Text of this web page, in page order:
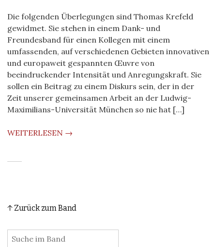
Die folgenden Überlegungen sind Thomas Krefeld
gewidmet. Sie stehen in einem Dank- und
Freundesband für einen Kollegen mit einem
umfassenden, auf verschiedenen Gebieten innovativen
und europaweit gespannten Œuvre von
beeindruckender Intensität und Anregungskraft. Sie
sollen ein Beitrag zu einem Diskurs sein, der in der
Zeit unserer gemeinsamen Arbeit an der Ludwig-
Maximilians-Universität München so nie hat […]
WEITERLESEN →
↑ Zurück zum Band
: